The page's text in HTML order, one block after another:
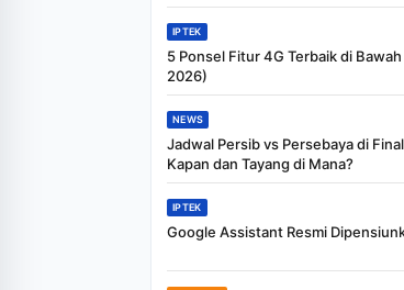
IPTEK
5 Ponsel Fitur 4G Terbaik di
2026)
NEWS
Jadwal Persib vs Persebaya di
Kapan dan Tayang di Mana?
IPTEK
Google Assistant Resmi